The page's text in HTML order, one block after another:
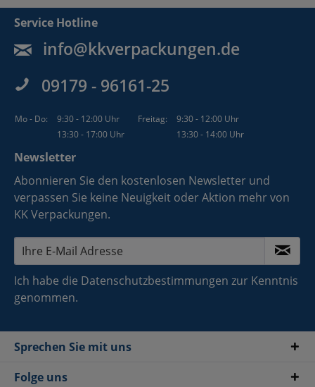
Service Hotline
info@kkverpackungen.de
09179 - 96161-25
Mo - Do: 9:30 - 12:00 Uhr Freitag:
9:30 - 12:00 Uhr
13:30 - 17:00 Uhr
13:30 - 14:00 Uhr
Newsletter
Abonnieren Sie den kostenlosen Newsletter und
verpassen Sie keine Neuigkeit oder Aktion mehr von
KK Verpackungen.
Ich habe die Datenschutzbestimmungen zur Kenntnis
genommen.
Sprechen Sie mit uns
Folge uns